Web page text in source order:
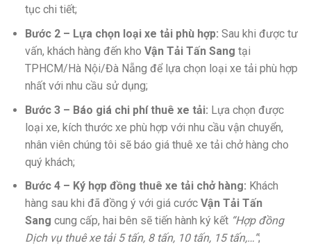
tục chi tiết;
Bước 2 – Lựa chọn loại xe tải phù hợp: Sau khi được tư
vấn, khách hàng đến kho Vận Tải Tấn Sang tại
TPHCM/Hà Nội/Đà Nẵng để lựa chọn loại xe tải phù hợp
nhất với nhu cầu sử dụng;
Bước 3 – Báo giá chi phí thuê xe tải: Lựa chọn được
loại xe, kích thước xe phù hợp với nhu cầu vận chuyển,
nhân viên chúng tôi sẽ báo giá thuê xe tải chở hàng cho
quý khách;
Bước 4 – Ký hợp đồng thuê xe tải chở hàng: Khách
hàng sau khi đã đồng ý với giá cước Vận Tải Tấn
Sang cung cấp, hai bên sẽ tiến hành ký kết “Hợp đồng
Dịch vụ thuê xe tải 5 tấn, 8 tấn, 10 tấn, 15 tấn,…”;